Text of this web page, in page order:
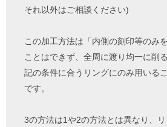
それ以外はご相談ください)
この加工方法は「内側の刻印等のみ
ことはできず、全周に渡り均一に削
記の条件に合うリングにのみ用いる
です。
3の方法は1や2の方法とは異なり、